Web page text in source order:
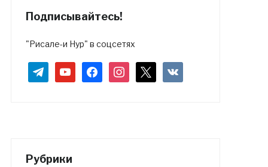
Подписывайтесь!
"Рисале-и Нур" в соцсетях
telegramyoutubefacebookinstagram vkontakte
Рубрики